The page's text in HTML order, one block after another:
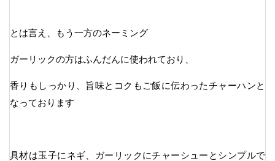
とは言え、もう一方のネーミング
ガーリックの方はふんだんに使われており、
香りもしっかり、旨味とコクもご飯に伝わったチャーハンと
なっております
具材は玉子にネギ、ガーリックにチャーシューとシンプルで